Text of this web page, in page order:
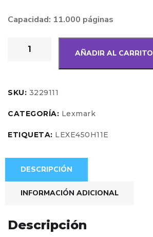
Capacidad: 11.000 páginas
AÑADIR AL CARRITO
SKU: 3229111
CATEGORÍA: Lexmark
ETIQUETA: LEXE450H11E
DESCRIPCIÓN
INFORMACIÓN ADICIONAL
Descripción